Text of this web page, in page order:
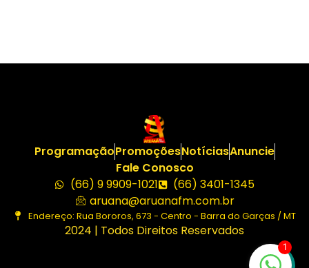
ProgramaçãoPromoçõesNotíciasAnuncie
Fale Conosco
(66) 9 9909-1021
(66) 3401-1345
aruana@aruanafm.com.br
Endereço: Rua Bororos, 673 - Centro - Barra do Garças / MT
2024 | Todos Direitos Reservados
1